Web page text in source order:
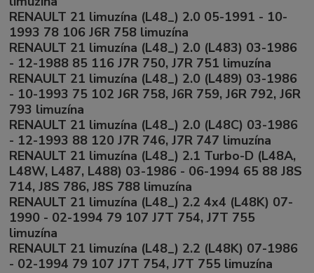
RENAULT 21 limuzína (L48_) 2.0 05-1991 - 10-
1993 78 106 J6R 758 limuzína
RENAULT 21 limuzína (L48_) 2.0 (L483) 03-1986
- 12-1988 85 116 J7R 750, J7R 751 limuzína
RENAULT 21 limuzína (L48_) 2.0 (L489) 03-1986
- 10-1993 75 102 J6R 758, J6R 759, J6R 792, J6R
793 limuzína
RENAULT 21 limuzína (L48_) 2.0 (L48C) 03-1986
- 12-1993 88 120 J7R 746, J7R 747 limuzína
RENAULT 21 limuzína (L48_) 2.1 Turbo-D (L48A,
L48W, L487, L488) 03-1986 - 06-1994 65 88 J8S
714, J8S 786, J8S 788 limuzína
RENAULT 21 limuzína (L48_) 2.2 4x4 (L48K) 07-
1990 - 02-1994 79 107 J7T 754, J7T 755
limuzína
RENAULT 21 limuzína (L48_) 2.2 (L48K) 07-1986
- 02-1994 79 107 J7T 754, J7T 755 limuzína